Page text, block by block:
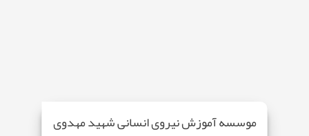
موسسه آموزش نیروی انسانی شهید مهدوی